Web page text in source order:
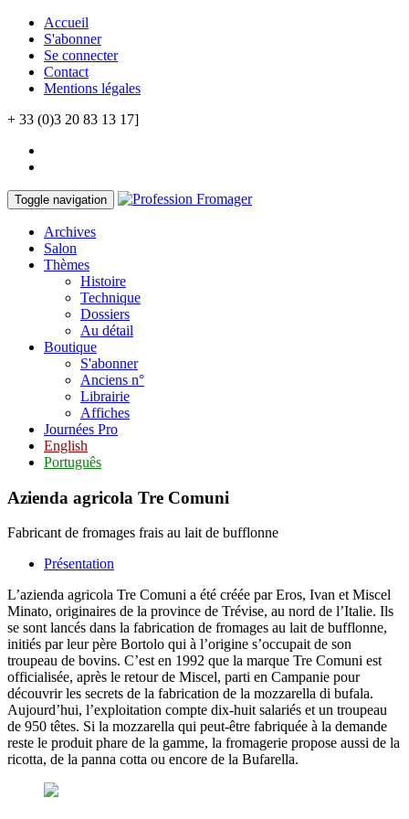
Accueil
S'abonner
Se connecter
Contact
Mentions légales
+ 33 (0)3 20 83 13 17]
Toggle navigation
Archives
Salon
Thèmes
Histoire
Technique
Dossiers
Au détail
Boutique
S'abonner
Anciens n°
Librairie
Affiches
Journées Pro
English
Português
Azienda agricola Tre Comuni
Fabricant de fromages frais au lait de bufflonne
Présentation
L’azienda agricola Tre Comuni a été créée par Eros, Ivan et Miscel
Minato, originaires de la province de Trévise, au nord de l’Italie. Ils
se sont lancés dans la fabrication de fromages au lait de bufflonne,
initiés par leur père Bortolo qui à l’origine s’occupait de son
troupeau de bovins. C’est en 1992 que la marque Tre Comuni est
officialisée, après le retour de Miscel, parti en Campanie pour
découvrir les secrets de la fabrication de la mozzarella di bufala.
Aujourd’hui, l’exploitation compte dix-huit salariés et un troupeau
de 950 têtes. Si la mozzarella qui peut-être fabriquée à la demande
reste le produit phare de la gamme, la fromagerie propose aussi de la
ricotta, de la panna cotta ou encore de la Bufarella.